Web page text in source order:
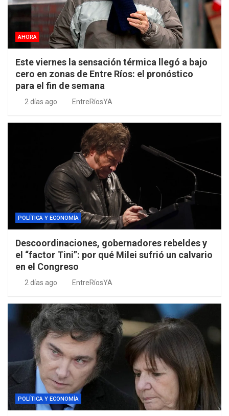
AHORA
Este viernes la sensación térmica llegó a bajo
cero en zonas de Entre Ríos: el pronóstico
para el fin de semana
2 días ago EntreRíosYA
POLÍTICA Y ECONOMÍA
Descoordinaciones, gobernadores rebeldes y
el “factor Tini”: por qué Milei sufrió un calvario
en el Congreso
2 días ago EntreRíosYA
POLÍTICA Y ECONOMÍA